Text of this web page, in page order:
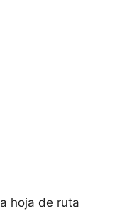
hoja de ruta